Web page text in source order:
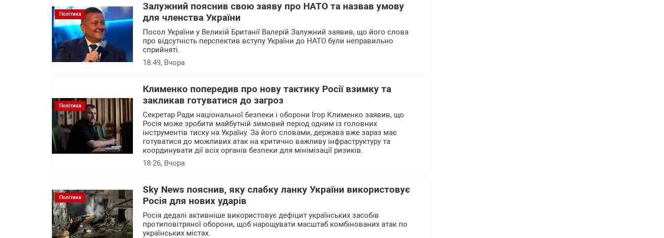
Політика
Залужний пояснив свою заяву про НАТО та назвав умову
для членства України
Посол України у Великій Британії Валерій Залужний заявив, що його слова
про відсутність перспектив вступу України до НАТО були неправильно
сприйняті.
18:49, Вчора
Політика
Клименко попередив про нову тактику Росії взимку та
закликав готуватися до загроз
Секретар Ради національної безпеки і оборони Ігор Клименко заявив, що
Росія може зробити майбутній зимовий період одним із головних
інструментів тиску на Україну. За його словами, держава вже зараз має
готуватися до можливих атак на критично важливу інфраструктуру та
координувати дії всіх органів безпеки для мінімізації ризиків.
18:26, Вчора
Політика
Sky News пояснив, яку слабку ланку України використовує
Росія для нових ударів
Росія дедалі активніше використовує дефіцит українських засобів
протиповітряної оборони, щоб нарощувати масштаб комбінованих атак по
українських містах.